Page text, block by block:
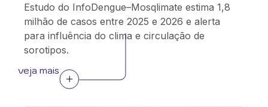
Estudo do InfoDengue–Mosqlimate estima 1,8
milhão de casos entre 2025 e 2026 e alerta
para influência do clima e circulação de
sorotipos.
veja mais